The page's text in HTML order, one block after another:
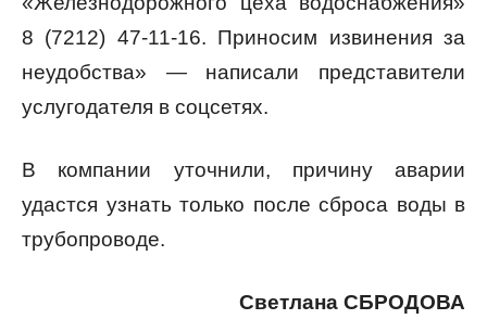
8 (7212) 47-11-16. Приносим извинения за
неудобства» — написали представители
услугодателя в соцсетях.
В компании уточнили, причину аварии
удастся узнать только после сброса воды в
трубопроводе.
Светлана СБРОДОВА